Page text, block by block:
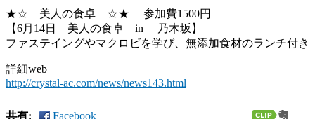
★☆ 美人の食卓 ☆★ 参加費1500円
【6月14日 美人の食卓 in 乃木坂】
ファステイングやマクロビを学び、無添加食材のランチ付き
詳細web
http://crystal-ac.com/news/news143.html
共有: Facebook